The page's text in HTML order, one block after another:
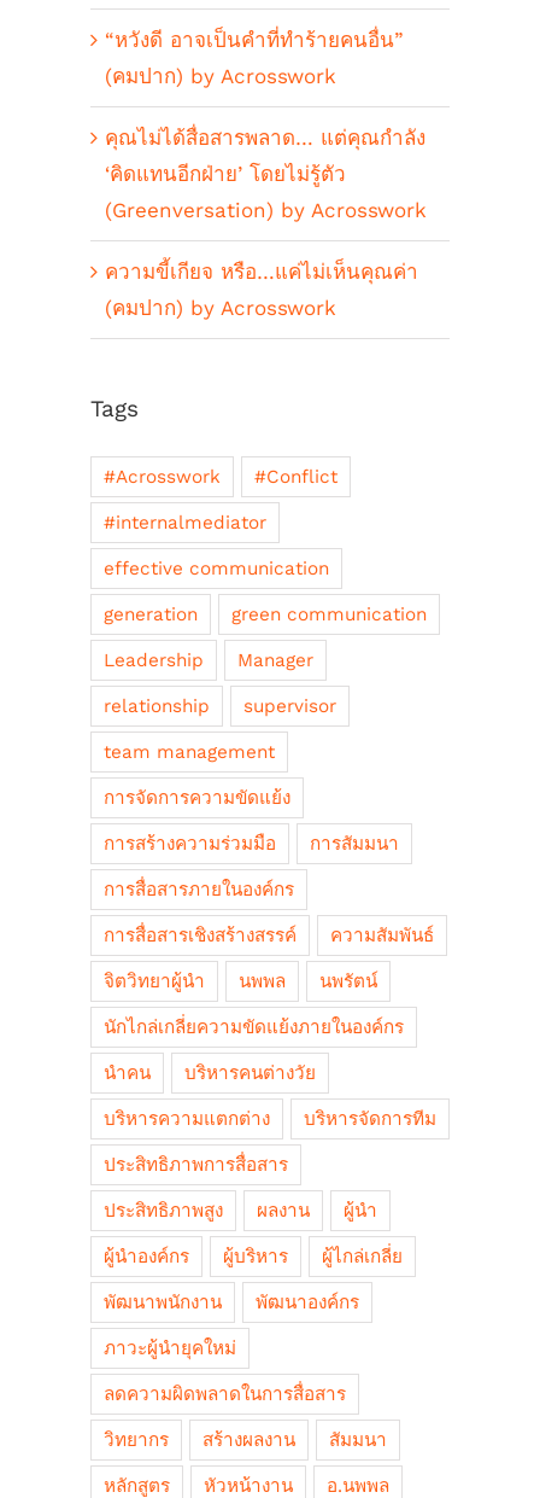
“หวังดี อาจเป็นคำที่ทำร้ายคนอื่น”
(คมปาก) by Acrosswork
คุณไม่ได้สื่อสารพลาด… แต่คุณกำลัง
‘คิดแทนอีกฝ่าย’ โดยไม่รู้ตัว
(Greenversation) by Acrosswork
ความขี้เกียจ หรือ…แค่ไม่เห็นคุณค่า
(คมปาก) by Acrosswork
Tags
#Acrosswork #Conflict
#internalmediator
effective communication
generation green communication
Leadership Manager
relationship supervisor
team management
การจัดการความขัดแย้ง
การสร้างความร่วมมือ การสัมมนา
การสื่อสารภายในองค์กร
การสื่อสารเชิงสร้างสรรค์ ความสัมพันธ์
จิตวิทยาผู้นำ นพพล นพรัตน์
นักไกล่เกลี่ยความขัดแย้งภายในองค์กร
นำคน บริหารคนต่างวัย
บริหารความแตกต่าง บริหารจัดการทีม
ประสิทธิภาพการสื่อสาร
ประสิทธิภาพสูง ผลงาน ผู้นำ
ผู้นำองค์กร ผู้บริหาร ผู้ไกล่เกลี่ย
พัฒนาพนักงาน พัฒนาองค์กร
ภาวะผู้นำยุคใหม่
ลดความผิดพลาดในการสื่อสาร
วิทยากร สร้างผลงาน สัมมนา
หลักสูตร หัวหน้างาน อ.นพพล